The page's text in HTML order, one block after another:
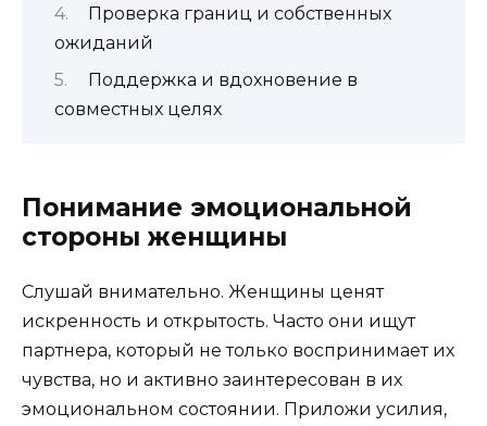
Проверка границ и собственных
ожиданий
Поддержка и вдохновение в
совместных целях
Понимание эмоциональной
стороны женщины
Слушай внимательно. Женщины ценят
искренность и открытость. Часто они ищут
партнера, который не только воспринимает их
чувства, но и активно заинтересован в их
эмоциональном состоянии. Приложи усилия,